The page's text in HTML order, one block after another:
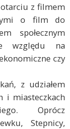
z filmem
o film do
społecznym
względu na
czy
z udziałem
i miasteczkach
Oprócz
Stepnicy,